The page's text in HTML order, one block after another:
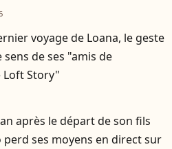
voyage de Loana, le geste
sens de ses "amis de
Loft Story"
an après le départ de son fils
perd ses moyens en direct sur